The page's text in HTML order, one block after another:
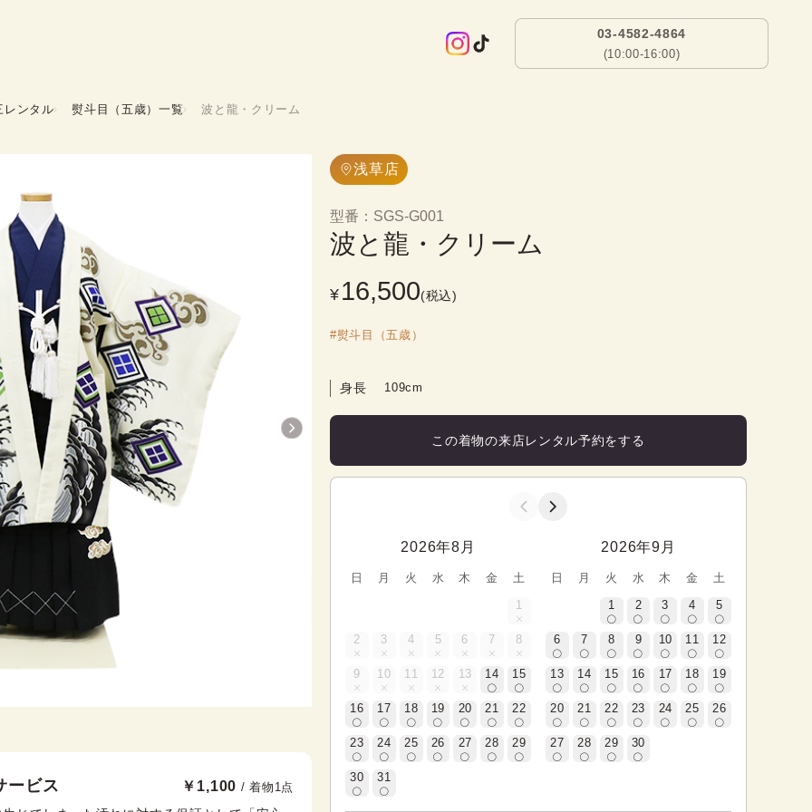
03-4582-4864
(10:00-16:00)
レンタル 熨斗目（五歳）一覧 波と龍・クリーム
ービス ￥1,100 / 着物1点
浅草店
型番 ： SGS-G001
波と龍・クリーム
¥ 16,500(税込)
#熨斗目（五歳）
身長 109cm
この着物の来店レンタル予約をする
2026年8月
日 月 火 水 木 金
土
1
2 3 4 5 6 7 8
9 10 11 12 13 14 15
16 17 18 19 20 21 22
23 24 25 26 27 28 29
30 31
2026年9月
日 月 火 水 木 金
土
1
2 3 4 5
6 7 8 9 10 11 12
13 14 15 16 17 18 19
20 21 22 23 24 25 26
27 28 29 30